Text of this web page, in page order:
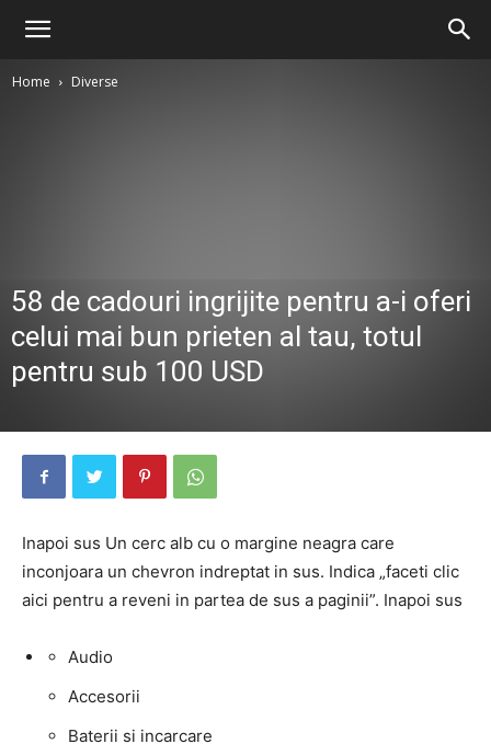
Home Diverse
58 de cadouri ingrijite pentru a-i oferi
celui mai bun prieten al tau, totul
pentru sub 100 USD
Inapoi sus Un cerc alb cu o margine neagra care
inconjoara un chevron indreptat in sus. Indica „faceti clic
aici pentru a reveni in partea de sus a paginii”. Inapoi sus
Audio
Accesorii
Baterii si incarcare